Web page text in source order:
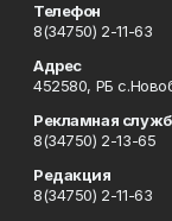
Телефон
8(34750) 2-11-63
Адрес
452580, РБ
Рекламная
8(34750) 2-13-65
Редакция
8(34750) 2-11-63